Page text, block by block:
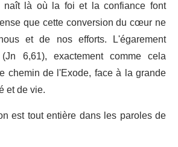
naît là où la foi et la confiance font
que cette conversion du cœur ne
et de nos efforts. L'égarement
6,61), exactement comme cela
chemin de l'Exode, face à la grande
et de vie.
est tout entière dans les paroles de